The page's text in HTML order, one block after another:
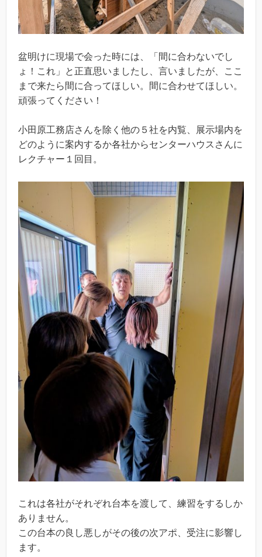
盆明けに現場で会った時には、「間に合わないでし
ょ！これ」と正直思いましたし、言いましたが、ここ
まで来たら間に合ってほしい。間に合わせてほしい。
頑張ってください！
小田原工務店さんを除く他の５社を内覧、展示場内を
どのように案内するか各社からセンターハウスさんに
レクチャー１回目。
これは各社がそれぞれ台本を渡して、練習をするしか
ありません。
この台本の良し悪しがその後の次アポ、受注に影響し
ます。